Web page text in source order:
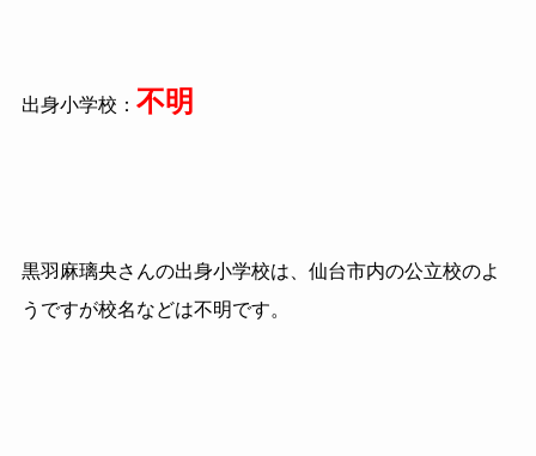
出身小学校： 不明
黒羽麻璃央さんの出身小学校は、仙台市内の公立校のよ
うですが校名などは不明です。